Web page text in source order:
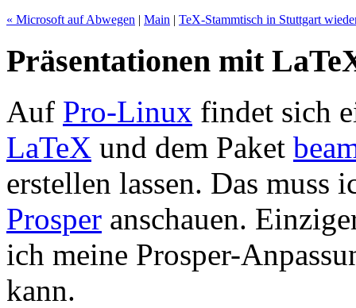
« Microsoft auf Abwegen | Main | TeX-Stammtisch in Stuttgart
Präsentationen mit
Auf Pro-Linux findet sich
LaTeX und dem Paket
erstellen lassen. Das
Prosper anschauen.
ich meine Prosper-
kann.